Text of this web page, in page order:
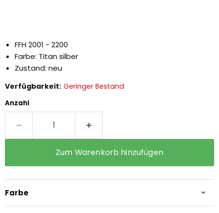
FFH 2001 - 2200
Farbe: Titan silber
Zustand: neu
Verfügbarkeit: Geringer Bestand
Anzahl
Zum Warenkorb hinzufügen
Farbe